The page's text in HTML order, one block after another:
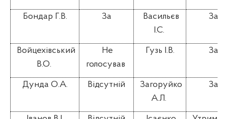
Бондар Г.В. За
Васильєв
І.С.
За
Войцехівський
В.О.
Не
голосував
Гузь І.В. За
Дунда О.А. Відсутній
Загоруйко
А.Л.
За